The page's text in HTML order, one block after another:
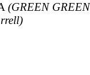
(GREEN GREEN